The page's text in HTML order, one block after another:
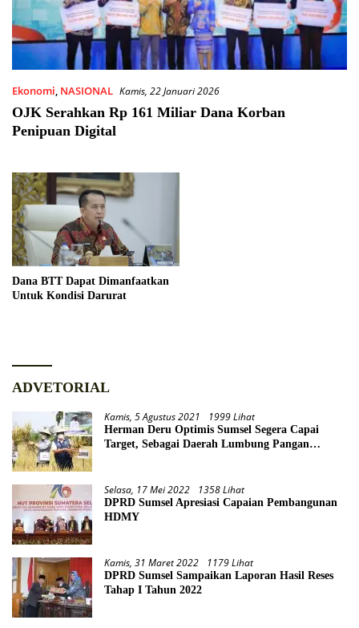
Ekonomi, NASIONAL Kamis, 22 Januari 2026
OJK Serahkan Rp 161 Miliar Dana Korban
Penipuan Digital
Dana BTT Dapat Dimanfaatkan
Untuk Kondisi Darurat
ADVETORIAL
Kamis, 5 Agustus 2021 1999 Lihat
Herman Deru Optimis Sumsel Segera Capai
Target, Sebagai Daerah Lumbung Pangan
Selasa, 17 Mei 2022 1358 Lihat
DPRD Sumsel Apresiasi Capaian Pembangunan
HDMY
Kamis, 31 Maret 2022 1179 Lihat
DPRD Sumsel Sampaikan Laporan Hasil Reses
Tahap I Tahun 2022